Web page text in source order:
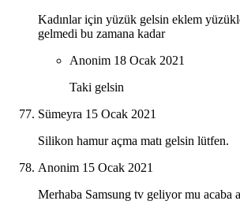
Kadınlar için yüzük gelsin eklem
gelmedi bu zamana kadar
Anonim 18 Ocak 2021
Taki gelsin
Sümeyra 15 Ocak 2021
Silikon hamur açma matı gelsin lütfen.
Anonim 15 Ocak 2021
Merhaba Samsung tv geliyor mu acaba